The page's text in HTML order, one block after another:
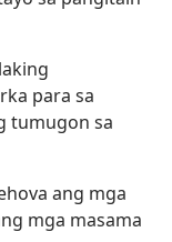
para sa
tumugon sa
ang mga
mga masama